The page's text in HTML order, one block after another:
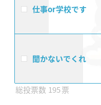
仕事or学校です
聞かないでくれ
195